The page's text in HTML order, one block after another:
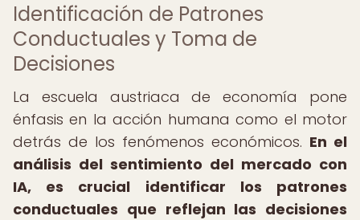
Identificación de Patrones
Conductuales y Toma de
Decisiones
La escuela austriaca de economía pone
énfasis en la acción humana como el motor
detrás de los fenómenos económicos. En el
análisis del sentimiento del mercado con
IA, es crucial identificar los patrones
conductuales que reflejan las decisiones